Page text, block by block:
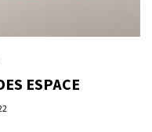
ESPACE